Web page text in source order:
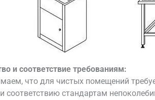
и соответствие требованиям:
что для чистых помещений
и соответствию стандартам